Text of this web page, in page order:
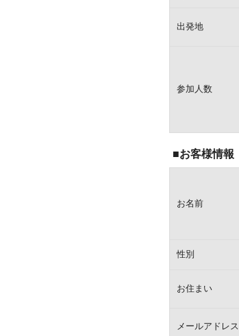
出発地
参加人数
■お客様情報
お名前
性別
お住まい
メールアドレス